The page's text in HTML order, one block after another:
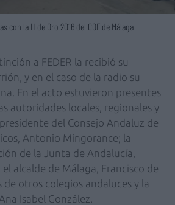
con la H de Oro 2016 del COF de Málaga
a FEDER la recibió su
y en el caso de la radio su
En el acto estuvieron presentes
autoridades locales, regionales y
del Consejo Andaluz de
Antonio Mingorance; la
de la Junta de Andalucía,
alcalde de Málaga, Francisco de
de otros colegios andaluces y la
Isabel González.